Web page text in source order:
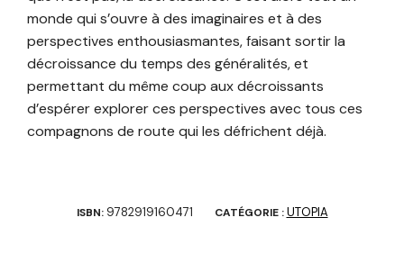
monde qui s’ouvre à des imaginaires et à des
perspectives enthousiasmantes, faisant sortir la
décroissance du temps des généralités, et
permettant du même coup aux décroissants
d’espérer explorer ces perspectives avec tous ces
compagnons de route qui les défrichent déjà.
ISBN: 9782919160471 CATÉGORIE :UTOPIA